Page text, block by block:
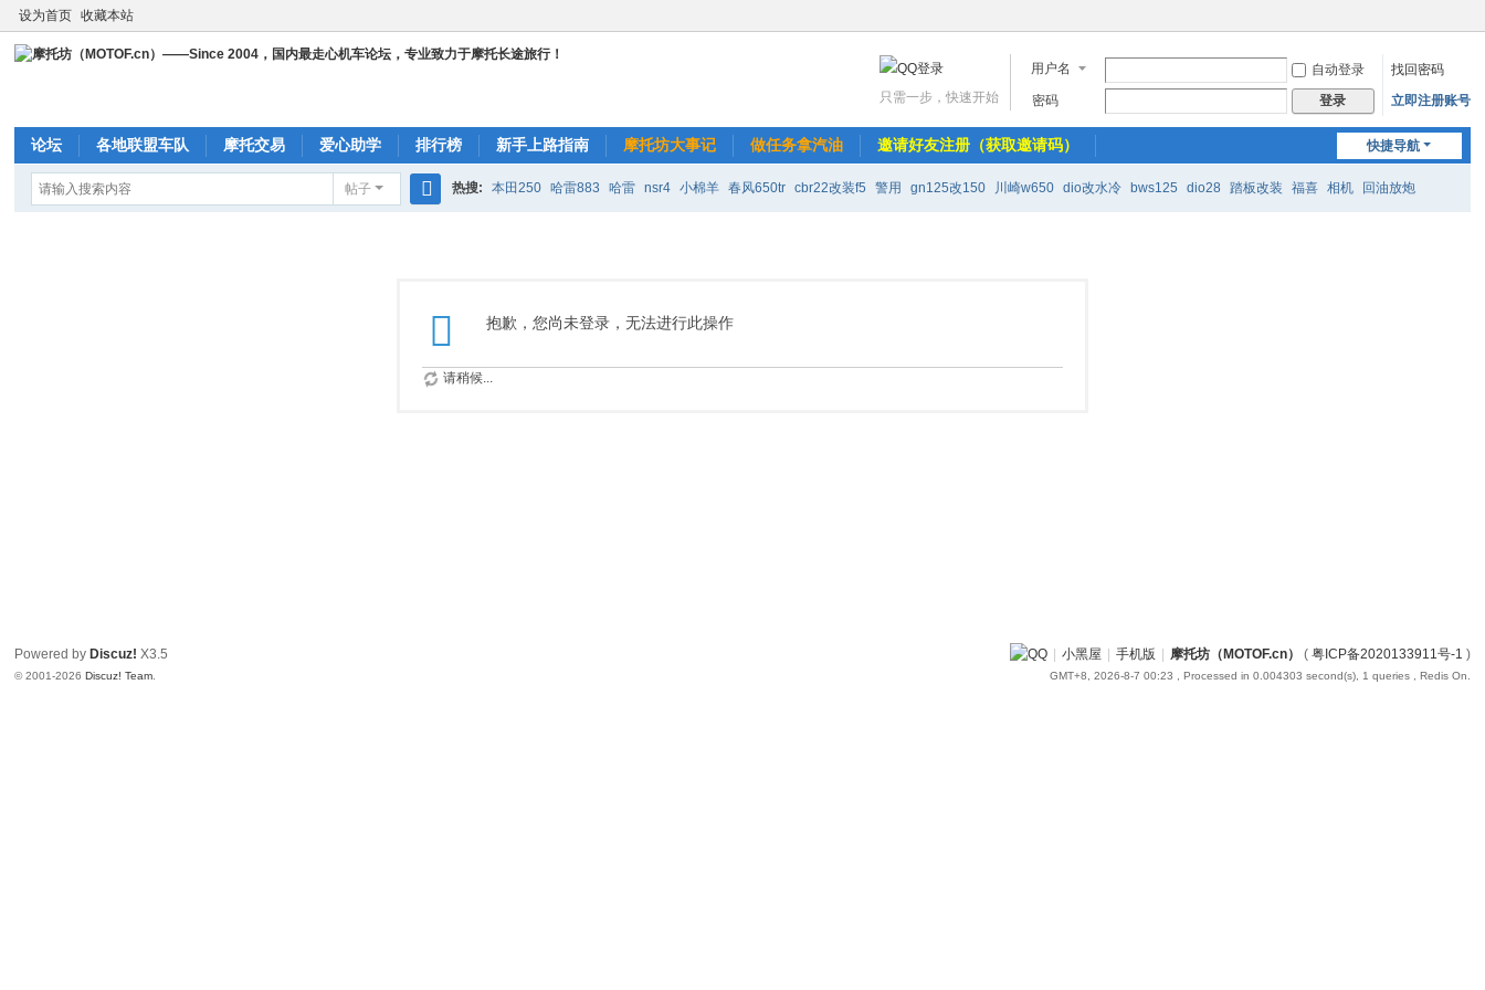
设为首页 收藏本站
用户名 自动登录
找回密码
密码
登录 立即注册账号
只需一步，快速开始
快捷导航
论坛 各地联盟车队 摩托交易 爱心助学 排行榜 新手上路指南 摩托坊大事记 做任务拿汽油 邀请好友注册（获取邀请码）
帖子 热搜: 本田250 哈雷883 哈雷 nsr4 小棉羊 春风650tr cbr22改装f5 警用 gn125改150 川崎w650 dio改水冷 bws125 dio28 踏板改装 福喜 相机 回油放炮
抱歉，您尚未登录，无法进行此操作
请稍候...
小黑屋 手机版 摩托坊（MOTOF.cn） ( 粤ICP备2020133911号-1 )
GMT+8, 2026-8-7 00:23 , Processed in 0.004303 second(s), 1 queries , Redis On.
Powered by Discuz! X3.5
© 2001-2026Discuz! Team